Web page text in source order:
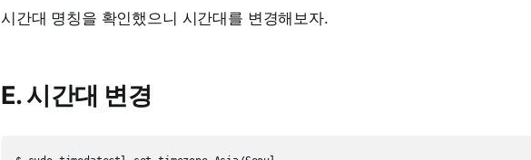
시간대 명칭을 확인했으니 시간대를 변경해보자.
E. 시간대 변경